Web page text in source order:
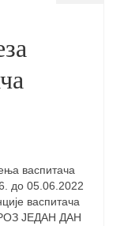
васпитача
до 05.06.2022
васпитача
ЈЕДАН ДАН